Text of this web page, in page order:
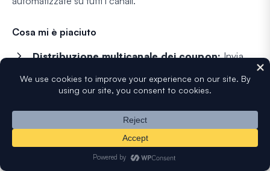
Cosa mi è piaciuto
Distribuzione multicanale dei coupon:Invia
chat sul sito e WhatsApp Business per la massima
Coinvolgimento in tempo reale tramite chat:
Cattura visitatori ad alta intenzione con widget di
chat che possono fornire codici coupon esclusivi
mentre stanno attivamente acquistando.